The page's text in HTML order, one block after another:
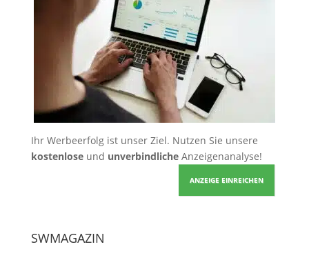
Ihr Werbeerfolg ist unser Ziel. Nutzen Sie unsere
kostenloseund unverbindlicheAnzeigenanalyse!
ANZEIGE EINREICHEN
SWMAGAZIN